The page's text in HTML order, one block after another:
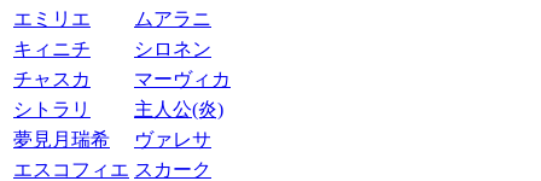
エミリエ
ムアラニ
キィニチ
シロネン
チャスカ
マーヴィカ
シトラリ
主人公(炎)
夢見月瑞希
ヴァレサ
エスコフィエ スカーク